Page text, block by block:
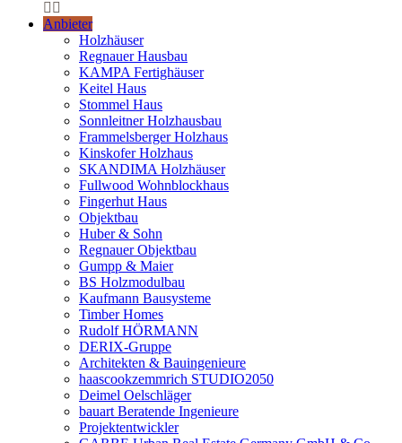
Anbieter
Holzhäuser
Regnauer Hausbau
KAMPA Fertighäuser
Keitel Haus
Stommel Haus
Sonnleitner Holzhausbau
Frammelsberger Holzhaus
Kinskofer Holzhaus
SKANDIMA Holzhäuser
Fullwood Wohnblockhaus
Fingerhut Haus
Objektbau
Huber & Sohn
Regnauer Objektbau
Gumpp & Maier
BS Holzmodulbau
Kaufmann Bausysteme
Timber Homes
Rudolf HÖRMANN
DERIX-Gruppe
Architekten & Bauingenieure
haascookzemmrich STUDIO2050
Deimel Oelschläger
bauart Beratende Ingenieure
Projektentwickler